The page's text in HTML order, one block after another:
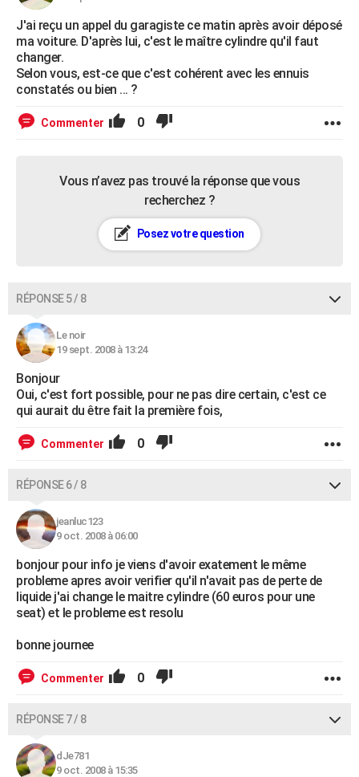
J'ai reçu un appel du garagiste ce matin après avoir déposé
ma voiture. D'après lui, c'est le maître cylindre qu'il faut
changer.
Selon vous, est-ce que c'est cohérent avec les ennuis
constatés ou bien ... ?
Commenter 0
Vous n’avez pas trouvé la réponse que vous
recherchez ?
Posez votre question
RÉPONSE 5 / 8
Le noir
19 sept. 2008 à 13:24
Bonjour
Oui, c'est fort possible, pour ne pas dire certain, c'est ce
qui aurait du être fait la première fois,
Commenter 0
RÉPONSE 6 / 8
jeanluc123
9 oct. 2008 à 06:00
bonjour pour info je viens d'avoir exatement le même
probleme apres avoir verifier qu'il n'avait pas de perte de
liquide j'ai change le maitre cylindre (60 euros pour une
seat) et le probleme est resolu
bonne journee
Commenter 0
RÉPONSE 7 / 8
dJe781
9 oct. 2008 à 15:35